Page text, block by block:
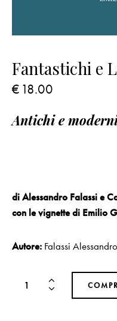
Fantastichi e
€ 18.00
Antichi e
di Alessandro Falassi e
con le vignette di Emilio
Autore: Falassi Alessandro